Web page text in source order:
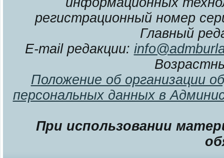
регистрационный номер
Главный
E-mail редакции:
Положение об организации
персональных данных в
При использовании